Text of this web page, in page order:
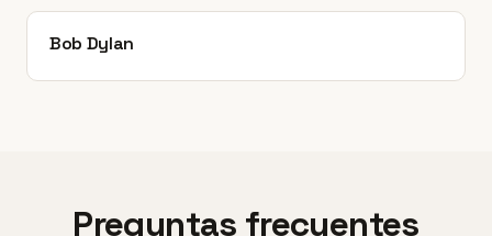
Bob Dylan
Preguntas frecuentes